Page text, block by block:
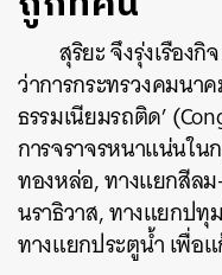
สุริยะ จึงรุ่งเรือง
ว่าการกระทรวงคมนา
ธรรมเนียมรถติด’
การจราจรหนาแน่นใน
ทองหล่อ, ทางแยกสีล
นราธิวาส, ทางแยกปทุ
ทางแยกประตูน้ำ เพื่อ